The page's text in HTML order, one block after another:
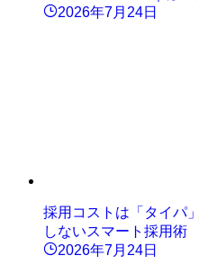
2026年7月24日
採用コストは「タイパ
しないスマート採用術
2026年7月24日